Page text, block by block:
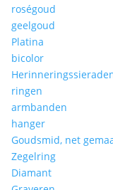
roségoud
geelgoud
Platina
bicolor
ringen
armbanden
hanger
Goudsmid, net
Zegelring
Diamant